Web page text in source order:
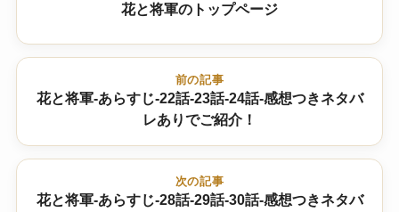
花と将軍のトップページ
前の記事
花と将軍-あらすじ-22話-23話-24話-感想つきネタバ
レありでご紹介！
次の記事
花と将軍-あらすじ-28話-29話-30話-感想つきネタバ